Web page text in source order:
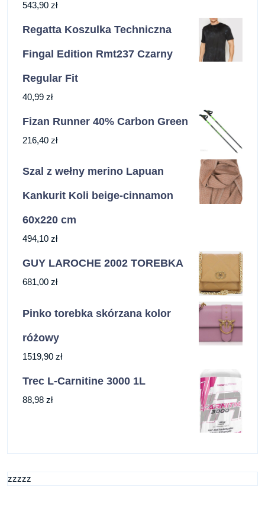
543,90 zł
Regatta Koszulka Techniczna
Fingal Edition Rmt237 Czarny
Regular Fit
40,99 zł
Fizan Runner 40% Carbon Green
216,40 zł
Szal z wełny merino Lapuan
Kankurit Koli beige-cinnamon
60x220 cm
494,10 zł
GUY LAROCHE 2002 TOREBKA
681,00 zł
Pinko torebka skórzana kolor
różowy
1519,90 zł
Trec L-Carnitine 3000 1L
88,98 zł
zzzzz